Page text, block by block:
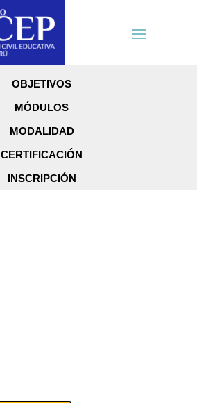
OBJETIVOS
MÓDULOS
MODALIDAD
CERTIFICACIÓN
INSCRIPCIÓN